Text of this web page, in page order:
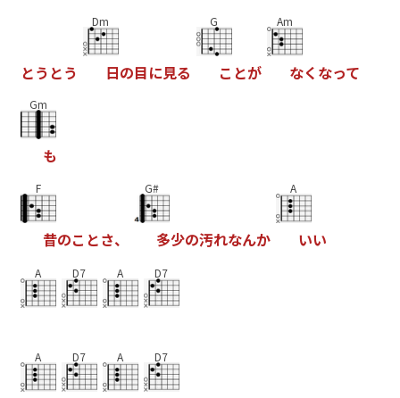
とう とう
Dm
日の目に見る
G
こ とが
Am
なく なって
Gm
も
F
昔のこ とさ、
G#
多少の汚れなんか
A
いい
A D7 A D7
A D7 A D7